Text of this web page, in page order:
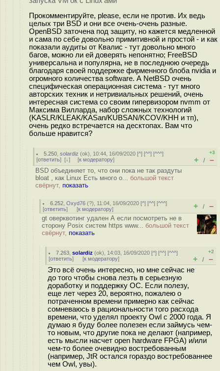
Прокомментируйте, please, если не против. Их ведь
целых три BSD и они все очень-очень разные.
OpenBSD заточена под защиту, но кажется медленной
и сама по себе довольно примитивной и простой - и как
показали аудиты от Квалис - тут довольно много
багов, можно ли ей доверять непонятно; FreeBSD
универсальна и популярна, не в последнюю очередь
благодаря своей поддержке фирменного блоба nvidia и
огромного количества software. А NetBSD очень
специфическая операционная система - тут много
авторских техник и нетривиальных решений, очень
интересная система со своим гипервизором nvmm от
Максима Вилларда, набор сложных технологий
(KASLR/KLEAK/KASan/KUBSAN/KCOV/KHH и тп),
очень редко встречается на десктопах. Вам что
больше нравится?
5.250 ,solardiz (ok), 10:44, 16/09/2020 [^] [^^] [^^^]
[ответить] [↓] [к модератору]
+3
+ / –
BSD объединяет то, что они пока не так раздуты
bloat , как Linux Есть много о... большой текст
свёрнут, показать
6.252 ,Oxyd76 (?), 11:04, 16/09/2020 [^] [^^] [^^^]
[ответить] [к модератору] + / –
gt оверквотинг удален А если посмотреть не в
сторону Posix систем https www... большой текст
свёрнут, показать
7.263 ,solardiz (ok), 14:03, 16/09/2020 [^] [^^] [^^^]
[ответить] [к модератору]
+2
+ / –
Это всё очень интересно, но мне сейчас не
до того чтобы снова лезть в серьезную
доработку и поддержку ОС. Если полезу,
еще лет через 20, вероятно, пожалею о
потраченном времени примерно как сейчас
сомневаюсь в рациональности того расхода
времени, что уделял проекту Owl с 2000 года. Я
думаю я буду более полезен если займусь чем-
то новым, что другие пока не делают (например,
есть мысли насчет open hardware FPGA) и/или
чем-то более очевидно востребованным
(например, JtR остался гораздо востребованнее
чем Owl, увы).